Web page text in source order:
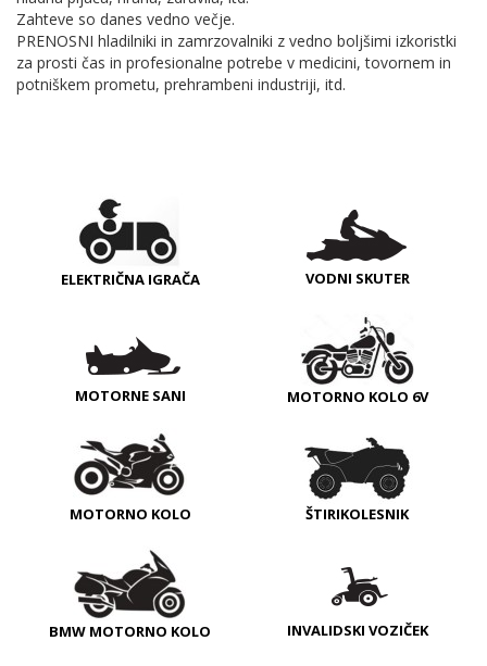
Zahteve so danes vedno večje.
PRENOSNI hladilniki in zamrzovalniki z vedno boljšimi izkoristki
za prosti čas in profesionalne potrebe v medicini, tovornem in
potniškem prometu, prehrambeni industriji, itd.
ELEKTRIČNA IGRAČA VODNI SKUTER
MOTORNE SANI MOTORNO KOLO 6V
MOTORNO KOLO ŠTIRIKOLESNIK
BMW MOTORNO KOLO INVALIDSKI VOZIČEK